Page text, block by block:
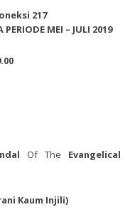
217
PERIODE MEI – JULI 2019
Of The Evangelical
Kaum Injili)